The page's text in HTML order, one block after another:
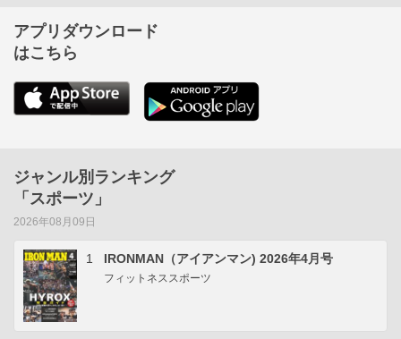
アプリダウンロード
はこちら
ジャンル別ランキング
「スポーツ」
2026年08月09日
1 IRONMAN（アイアンマン) 2026年4月号
フィットネススポーツ